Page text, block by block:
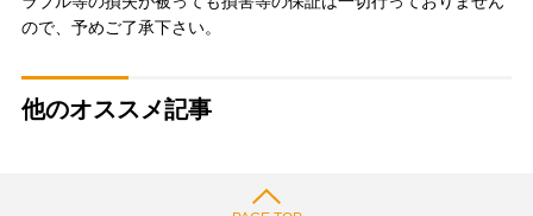
ので、予めご了承下さい。
他のオススメ記事